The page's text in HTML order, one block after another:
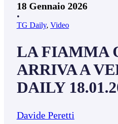
18 Gennaio 2026
•
TG Daily, Video
LA FIAMMA
ARRIVA A
DAILY
Davide Peretti